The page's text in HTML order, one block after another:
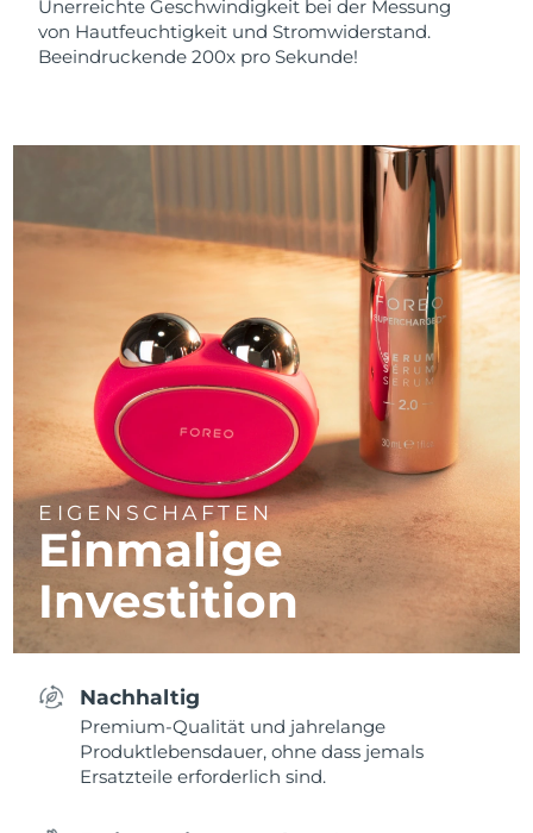
Unerreichte Geschwindigkeit bei der Messung
von Hautfeuchtigkeit und Stromwiderstand.
Beeindruckende 200x pro Sekunde!
EIGENSCHAFTEN
Einmalige
Investition
Nachhaltig
Premium-Qualität und jahrelange
Produktlebensdauer, ohne dass jemals
Ersatzteile erforderlich sind.